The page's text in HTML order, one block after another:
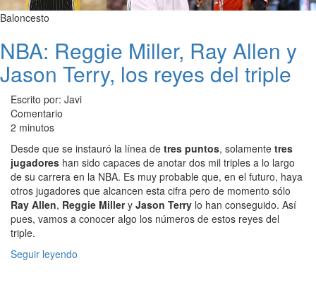
Baloncesto
NBA: Reggie Miller, Ray Allen y
Jason Terry, los reyes del triple
Escrito por: Javi
Comentario
2 minutos
Desde que se instauró la línea de tres puntos, solamente tres
jugadores han sido capaces de anotar dos mil triples a lo largo
de su carrera en la NBA. Es muy probable que, en el futuro, haya
otros jugadores que alcancen esta cifra pero de momento sólo
Ray Allen, Reggie Millery Jason Terry lo han conseguido. Así
pues, vamos a conocer algo los números de estos reyes del
triple.
Seguir leyendo